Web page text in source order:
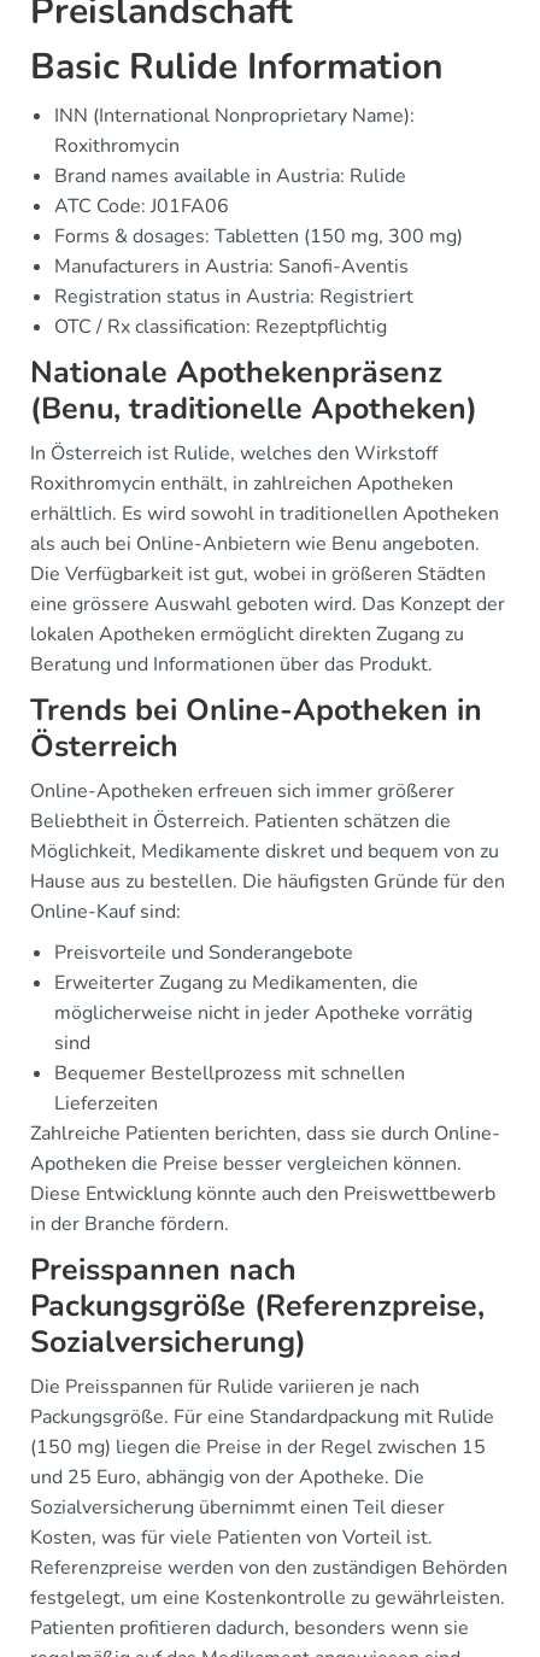
Preislandschaft
Basic Rulide Information
INN (International Nonproprietary Name):
Roxithromycin
Brand names available in Austria: Rulide
ATC Code: J01FA06
Forms & dosages: Tabletten (150 mg, 300 mg)
Manufacturers in Austria: Sanofi-Aventis
Registration status in Austria: Registriert
OTC / Rx classification: Rezeptpflichtig
Nationale Apothekenpräsenz
(Benu, traditionelle Apotheken)
In Österreich ist Rulide, welches den Wirkstoff
Roxithromycin enthält, in zahlreichen Apotheken
erhältlich. Es wird sowohl in traditionellen Apotheken
als auch bei Online-Anbietern wie Benu angeboten.
Die Verfügbarkeit ist gut, wobei in größeren Städten
eine grössere Auswahl geboten wird. Das Konzept der
lokalen Apotheken ermöglicht direkten Zugang zu
Beratung und Informationen über das Produkt.
Trends bei Online-Apotheken in
Österreich
Online-Apotheken erfreuen sich immer größerer
Beliebtheit in Österreich. Patienten schätzen die
Möglichkeit, Medikamente diskret und bequem von zu
Hause aus zu bestellen. Die häufigsten Gründe für den
Online-Kauf sind:
Preisvorteile und Sonderangebote
Erweiterter Zugang zu Medikamenten, die
möglicherweise nicht in jeder Apotheke vorrätig
sind
Bequemer Bestellprozess mit schnellen
Lieferzeiten
Zahlreiche Patienten berichten, dass sie durch Online-
Apotheken die Preise besser vergleichen können.
Diese Entwicklung könnte auch den Preiswettbewerb
in der Branche fördern.
Preisspannen nach
Packungsgröße (Referenzpreise,
Sozialversicherung)
Die Preisspannen für Rulide variieren je nach
Packungsgröße. Für eine Standardpackung mit Rulide
(150 mg) liegen die Preise in der Regel zwischen 15
und 25 Euro, abhängig von der Apotheke. Die
Sozialversicherung übernimmt einen Teil dieser
Kosten, was für viele Patienten von Vorteil ist.
Referenzpreise werden von den zuständigen Behörden
festgelegt, um eine Kostenkontrolle zu gewährleisten.
Patienten profitieren dadurch, besonders wenn sie